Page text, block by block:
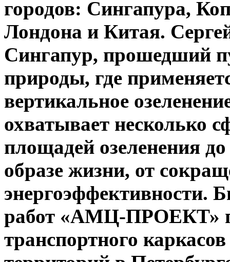
городов: Сингапура,
Лондона и Китая.
Сингапур, прошедший
природы, где
вертикальное
охватывает несколько
площадей озеленения
образе жизни, от
энергоэффективности.
работ «АМЦ-ПРОЕКТ»
транспортного